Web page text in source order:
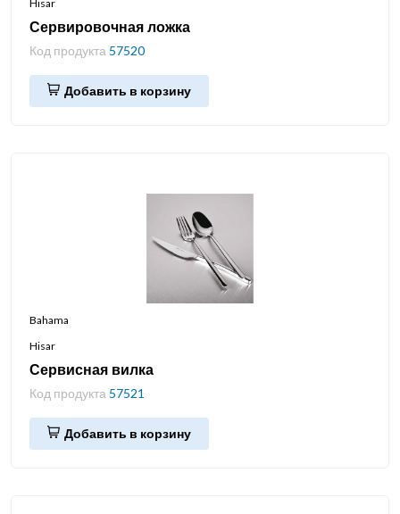
Hisar
Сервировочная ложка
Код продукта 57520
Добавить в корзину
Bahama
Hisar
Сервисная вилка
Код продукта 57521
Добавить в корзину